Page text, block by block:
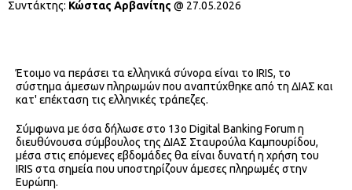
Συντάκτης: Κώστας Αρβανίτης @ 27.05.2026
Έτοιμο να περάσει τα ελληνικά σύνορα είναι το IRIS, το
σύστημα άμεσων πληρωμών που αναπτύχθηκε από τη ΔΙΑΣ και
κατ' επέκταση τις ελληνικές τράπεζες.
Σύμφωνα με όσα δήλωσε στο 13o Digital Banking Forum η
διευθύνουσα σύμβουλος της ΔΙΑΣ Σταυρούλα Καμπουρίδου,
μέσα στις επόμενες εβδομάδες θα είναι δυνατή η χρήση του
IRIS στα σημεία που υποστηρίζουν άμεσες πληρωμές στην
Ευρώπη.